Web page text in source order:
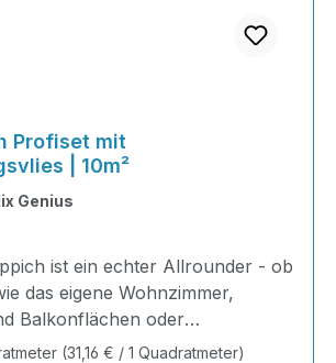
Profiset mit
| 10m²
Genius
ist ein echter Allrounder - ob
das eigene Wohnzimmer,
Balkonflächen oder
und Ausstellungsräume; unsere
(31,16 € / 1 Quadratmeter)